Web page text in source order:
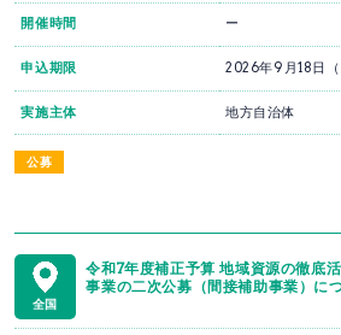
公募
開催時間 ー
申込期限 2026年9月18日（
実施主体 地方自治体
全国
令和7年度補正予算 地域資源の徹底
事業の二次公募（間接補助事業）に